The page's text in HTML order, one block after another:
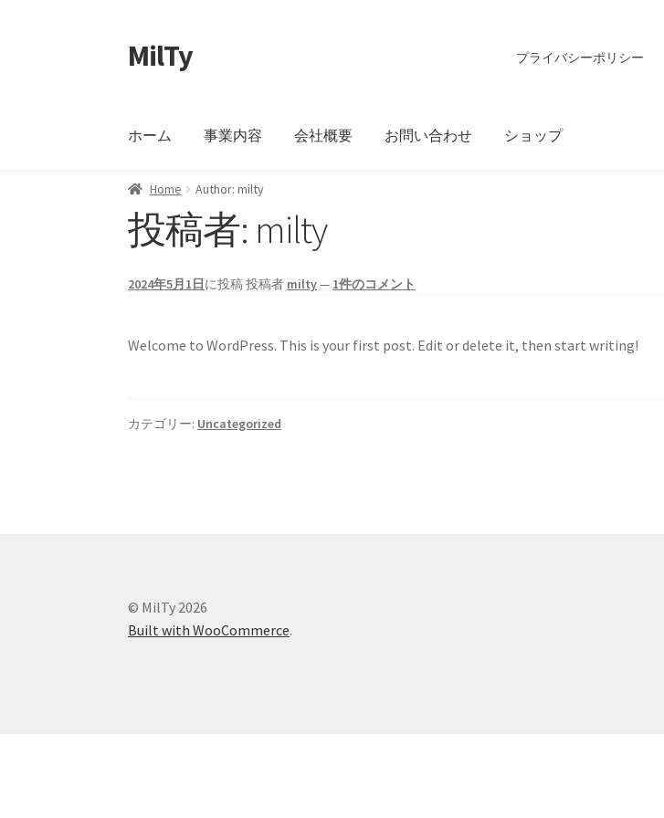
ナ
ビ
シ
ン
へ
ス
キ
ッ
コ
ン
ツ
ス
キ
ッ
プ
MilTy プライバシーポリシー
ホーム 事業内容 会社概要 お問い合わせ ショップ
Home Author: milty
投稿者: milty
2024年5月1日に投稿投稿者 milty— 1件のコメント
Welcome to WordPress. This is your first post. Edit or delete it, then start writing!
カテゴリー: Uncategorized
© MilTy 2026
Built with WooCommerce.